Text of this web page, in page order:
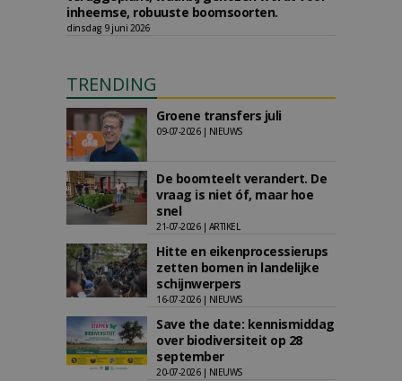
inheemse, robuuste boomsoorten.
dinsdag 9 juni 2026
TRENDING
Groene transfers juli
09-07-2026 | NIEUWS
De boomteelt verandert. De
vraag is niet óf, maar hoe
snel
21-07-2026 | ARTIKEL
Hitte en eikenprocessierups
zetten bomen in landelijke
schijnwerpers
16-07-2026 | NIEUWS
Save the date: kennismiddag
over biodiversiteit op 28
september
20-07-2026 | NIEUWS